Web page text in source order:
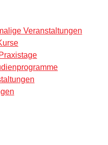
Veranstaltungen